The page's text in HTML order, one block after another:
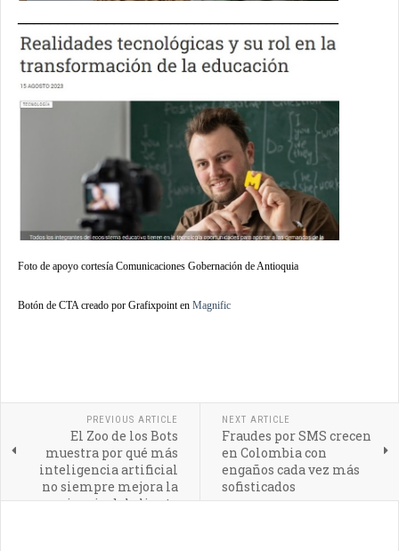
Foto de apoyo cortesía Comunicaciones Gobernación de Antioquia
Botón de CTA creado por Grafixpoint en Magnific
PREVIOUS ARTICLE
El Zoo de los Bots
muestra por qué más
inteligencia artificial
no siempre mejora la
experiencia del cliente
NEXT ARTICLE
Fraudes por SMS crecen
en Colombia con
engaños cada vez más
sofisticados